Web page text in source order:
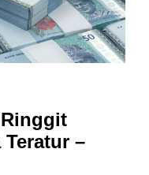
Teratur –